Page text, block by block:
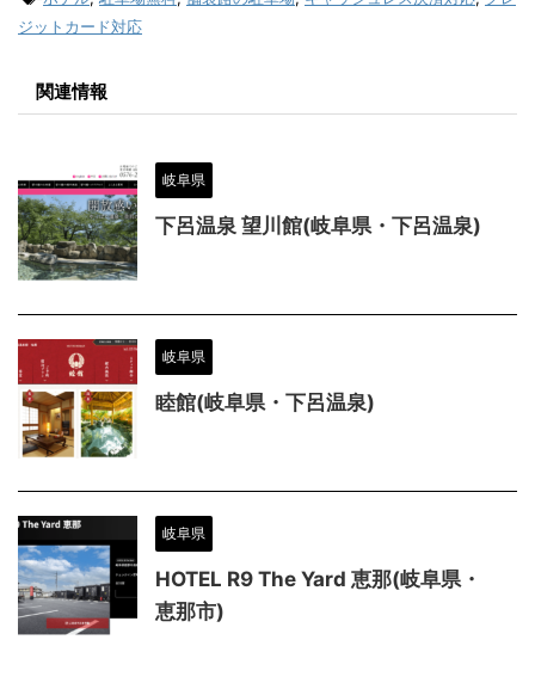
ジットカード対応
関連情報
岐阜県
下呂温泉 望川館(岐阜県・下呂温泉)
岐阜県
睦館(岐阜県・下呂温泉)
岐阜県
HOTEL R9 The Yard 恵那(岐阜県・
恵那市)